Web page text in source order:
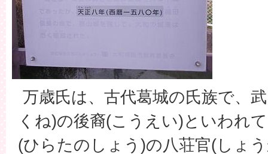
万歳氏は、古代葛城の氏族で、
くね)の後裔(こうえい)といわれ
(ひらたのしょう)の八荘官(しょ